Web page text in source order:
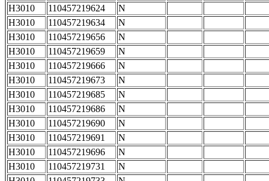
H3010
110457219624
N
H3010
110457219634
N
H3010
110457219656
N
H3010
110457219659
N
H3010
110457219666
N
H3010
110457219673
N
H3010
110457219685
N
H3010
110457219686
N
H3010
110457219690
N
H3010
110457219691
N
H3010
110457219696
N
H3010
110457219731
N